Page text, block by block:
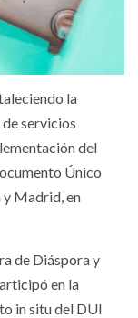
la
servicios
del
Único
y Madrid, en
de Diáspora y
en la
in situ del DUI